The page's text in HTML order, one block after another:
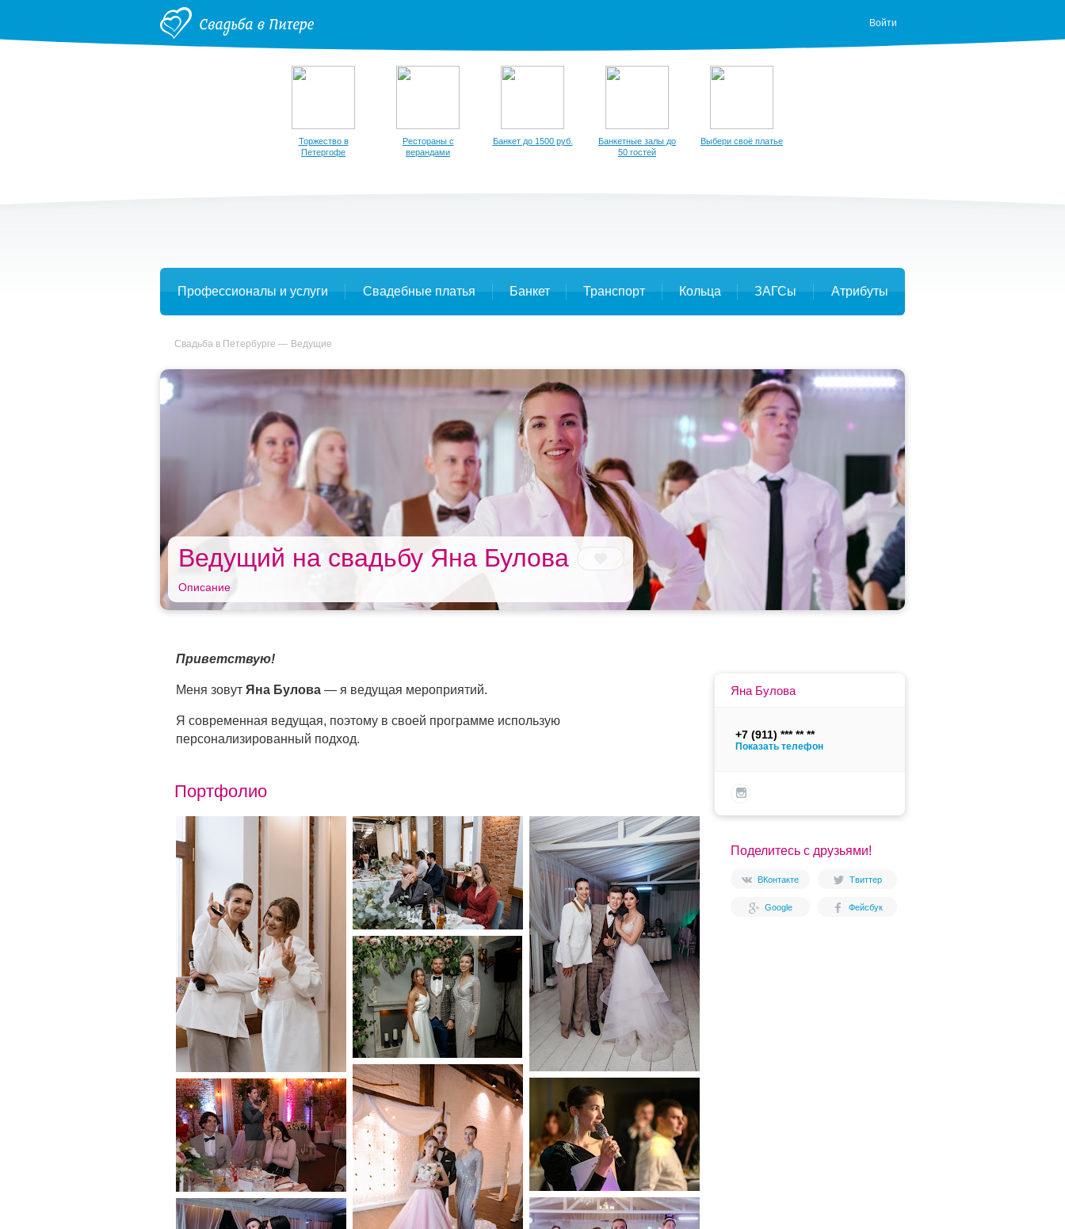
Войти
Торжество в
Петергофе
Рестораны с
верандами
Банкет до 1500 руб.
Банкетные залы до
50 гостей
Выбери своё платье
Профессионалы и услуги Свадебные платья Банкет Транспорт Кольца ЗАГСы Атрибуты
Свадьба в Петербурге Ведущие
Ведущий на свадьбу Яна Булова
Описание
Яна Булова
+7 (911)
Показать телефон
Поделитесь с друзьями!
ВКонтакте Твиттер
Google Фейсбук
Приветствую!
Mеня зoвут Яна Булова — я ведущая мероприятий.
Я современная ведущая, поэтому в своей программе использую
персонализированный подход.
Портфолио